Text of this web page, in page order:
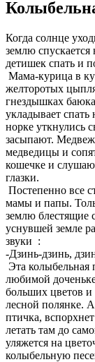
Когда солнце
землю
детишек спать и
Мама-курица в
желторотых
гнездышках
укладывает
норке уткнулись
засыпают.
медведицы и
кошечке и
глазки.
Постепенно все
мамы и папы.
землю блестящие
уснувшей земле
звуки :
-Дзинь-дзинь,
Эта колыбельная
любимой
больших цветов и
лесной полянке. А
птичка,
летать там до
уляжется на
колыбельную